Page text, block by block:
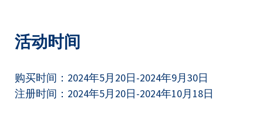
活动时间
购买时间：2024年5月20日-2024年9月30日
注册时间：2024年5月20日-2024年10月18日